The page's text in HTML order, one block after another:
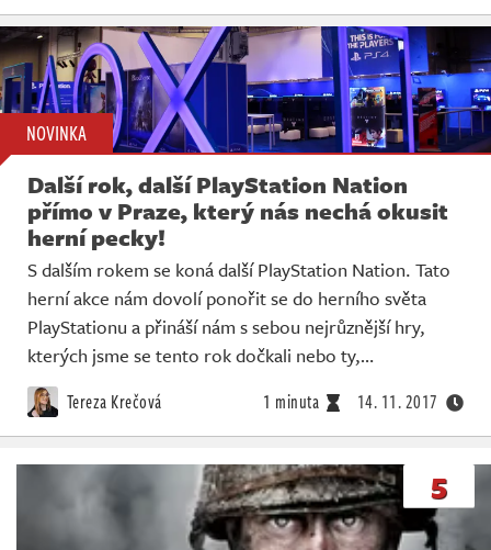
NOVINKA
Další rok, další PlayStation Nation
přímo v Praze, který nás nechá okusit
herní pecky!
S dalším rokem se koná další PlayStation Nation. Tato
herní akce nám dovolí ponořit se do herního světa
PlayStationu a přináší nám s sebou nejrůznější hry,
kterých jsme se tento rok dočkali nebo ty,…
Tereza Krečová 1 minuta 14. 11. 2017
5